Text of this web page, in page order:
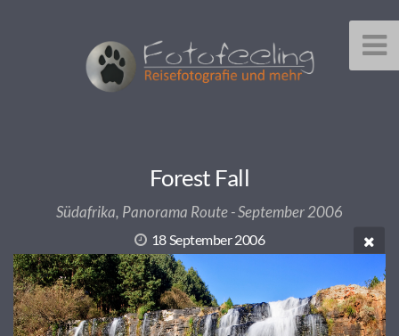
Forest Fall
Südafrika, Panorama Route - September 2006
18 September 2006